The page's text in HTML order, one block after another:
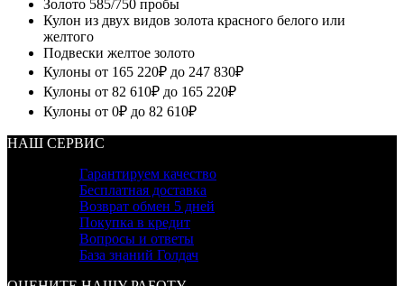
Золото 585/750 пробы
Кулон из двух видов золота красного белого или
желтого
Подвески желтое золото
Кулоны от 165 220₽ до 247 830₽
Кулоны от 82 610₽ до 165 220₽
Кулоны от 0₽ до 82 610₽
НАШ СЕРВИС
Гарантируем качество
Бесплатная доставка
Возврат обмен 5 дней
Покупка в кредит
Вопросы и ответы
База знаний Голдач